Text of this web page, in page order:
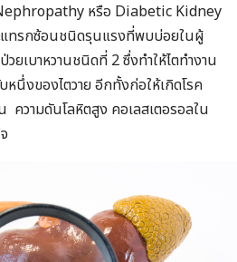
หรือ Diabetic Kidney
แทรกซ้อนชนิดรุนแรงที่พบบ่อยในผู้
ยเบาหวานชนิดที่ 2 ซึ่งทำให้ไตทำงาน
นึ่งของไตวาย อีกทั้งก่อให้เกิดโรค
ความดันโลหิตสูง คอเลสเตอรอลใน